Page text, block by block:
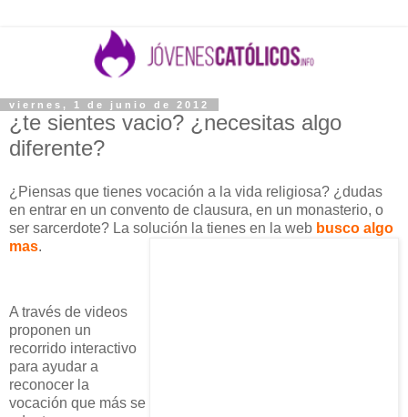
viernes, 1 de junio de 2012
¿te sientes vacio? ¿necesitas algo
diferente?
¿Piensas que tienes vocación a la vida religiosa? ¿dudas
en entrar en un convento de clausura, en un monasterio, o
ser sarcerdote? La solución la tienes en la web busco algo
mas.
A través de videos
proponen un
recorrido interactivo
para ayudar a
reconocer la
vocación que más se